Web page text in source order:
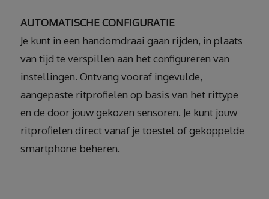
AUTOMATISCHE CONFIGURATIE
Je kunt in een handomdraai gaan rijden, in plaats
van tijd te verspillen aan het configureren van
instellingen. Ontvang vooraf ingevulde,
aangepaste ritprofielen op basis van het rittype
en de door jouw gekozen sensoren. Je kunt jouw
ritprofielen direct vanaf je toestel of gekoppelde
smartphone beheren.